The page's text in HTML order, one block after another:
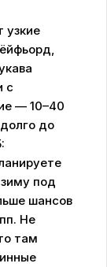
с
— 10–40
до
под
шансов
Не
там